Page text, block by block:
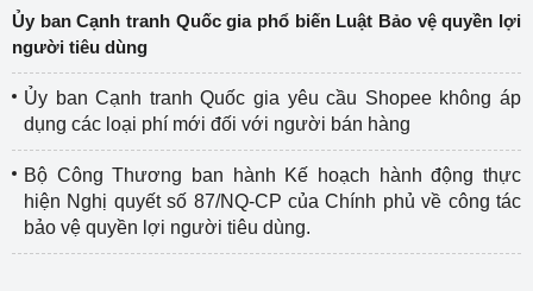
Ủy ban Cạnh tranh Quốc gia phổ biến Luật Bảo vệ quyền lợi
người tiêu dùng
Ủy ban Cạnh tranh Quốc gia yêu cầu Shopee không áp
dụng các loại phí mới đối với người bán hàng
Bộ Công Thương ban hành Kế hoạch hành động thực
hiện Nghị quyết số 87/NQ-CP của Chính phủ về công tác
bảo vệ quyền lợi người tiêu dùng.